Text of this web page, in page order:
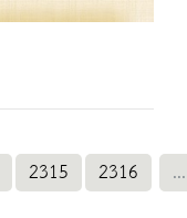
2315 2316 ...